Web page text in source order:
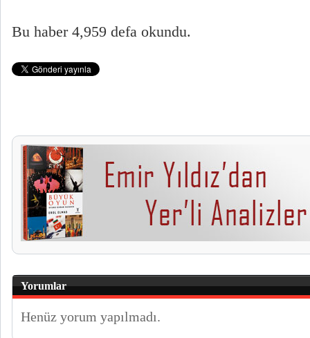
Bu haber 4,959 defa okundu.
Yorumlar
Henüz yorum yapılmadı.